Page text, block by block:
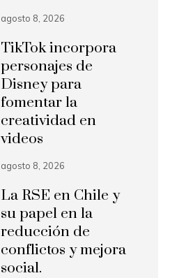
agosto 8, 2026
TikTok incorpora
personajes de
Disney para
fomentar la
creatividad en
videos
agosto 8, 2026
La RSE en Chile y
su papel en la
reducción de
conflictos y mejora
social.